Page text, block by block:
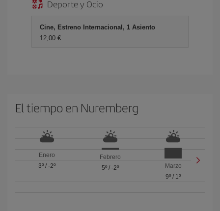
Deporte y Ocio
Cine, Estreno Internacional, 1 Asiento
12,00 €
El tiempo en Nuremberg
Enero
3º/ -2º
Febrero
5º/ -2º
Marzo
9º / 1º